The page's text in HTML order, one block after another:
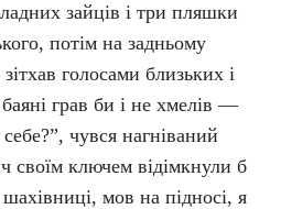
зайців і три пляшки
потім на задньому
голосами близьких і
грав би і не хмелів —
чувся нагніваний
своїм ключем відімкнули б
мов на підносі, я